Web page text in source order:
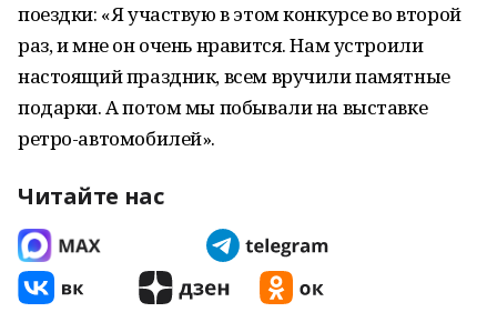
поездки: «Я участвую в этом конкурсе во второй
раз, и мне он очень нравится. Нам устроили
настоящий праздник, всем вручили памятные
подарки. А потом мы побывали на выставке
ретро-автомобилей».
Читайте нас